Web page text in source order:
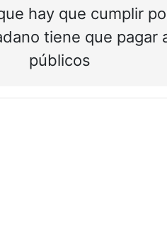
hay que cumplir
tiene que
públicos